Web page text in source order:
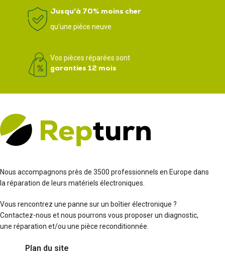
Jusqu'à 70% moins cher
qu'une pièce neuve
Vos pièces réparées sont
garanties 12 mois
Nous accompagnons près de 3500 professionnels en Europe dans
la réparation de leurs matériels électroniques.
Vous rencontrez une panne sur un boîtier électronique ?
Contactez-nous et nous pourrons vous proposer un diagnostic,
une réparation et/ou une pièce reconditionnée.
Plan du site